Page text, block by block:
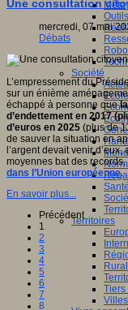
Société
Santé
Territoires
Tiers
Villes
Une consultation
mercredi, 07 mai
Débats
L’empressement du
sur un énième
échappé à personne que
d’endettement en 2017
d’euros en 2025 (plus de
de sauver la situation en
l’argent devait venir
moyennes bat des records,
dans l’Union européenne.
En savoir plus...
Précédent
1
2
3
4
5
6
7
8